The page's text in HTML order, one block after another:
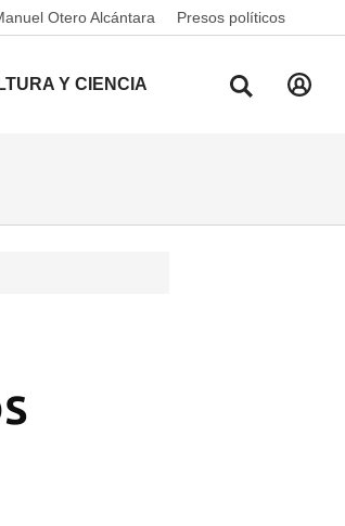
Otero Alcántara Presos políticos
Y CIENCIA